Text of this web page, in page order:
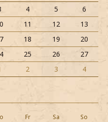
4 5
6
11 12
13
18 19
20
25 26
27
2 3 4
Fr Sa So